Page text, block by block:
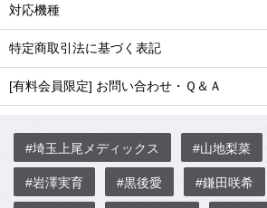
対応機種
特定商取引法に基づく表記
[有料会員限定] お問い合わせ・Ｑ＆Ａ
#埼玉上尾メディックス #山地梨菜
#岩澤実育 #黒後愛 #鎌田咲希